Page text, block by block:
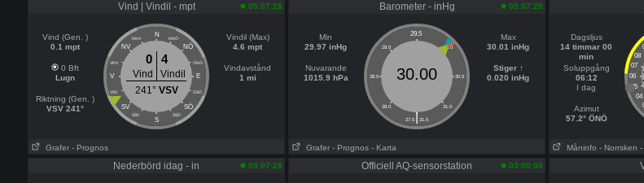
Vind | Vindil - mpt 05:07:28
Vind (Gen. )
0.1 mpt
0 Bft
Lugn
Riktning (Gen. )
VSV 241°
N
NNV NNÖ
NV NÖ
VNV ÖNÖ
V E
VSV ÖSÖ
SV SÖ
SSV SSÖ
S
0 4
Vind
Vindil
241° VSV
Vindil (Max)
4.6 mpt
Vindavstånd
1 mi
Grafer - Prognos
Barometer - inHg 05:07:28
Min
29.97 inHg
Nuvarande
1015.9 hPa
29.5
29.0 30.0
28.5 30.5
28.0 31.0
|
27.5 31.5
30.00
Max
30.01 inHg
Stiger ↑
0.020 inHg
Grafer - Prognos - Karta
Dagsljus
14 timmar 00
min
Soluppgång
06:12
I dag
Azimut
57.2° ÖNÖ
08
07
06
05
04
Måninfo - Norrsken -
Nederbörd idag - in 05:07:28 Officiell AQ-sensorstation 03:00:00